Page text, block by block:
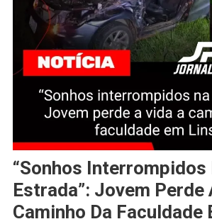
“Sonhos Interrompidos
Estrada”: Jovem Perde
Caminho Da Faculdade